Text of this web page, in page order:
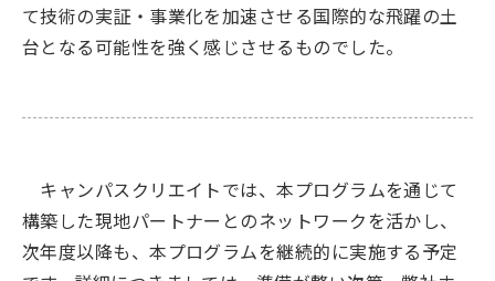
て技術の実証・事業化を加速させる国際的な飛躍の土
台となる可能性を強く感じさせるものでした。
キャンパスクリエイトでは、本プログラムを通じて
構築した現地パートナーとのネットワークを活かし、
次年度以降も、本プログラムを継続的に実施する予定